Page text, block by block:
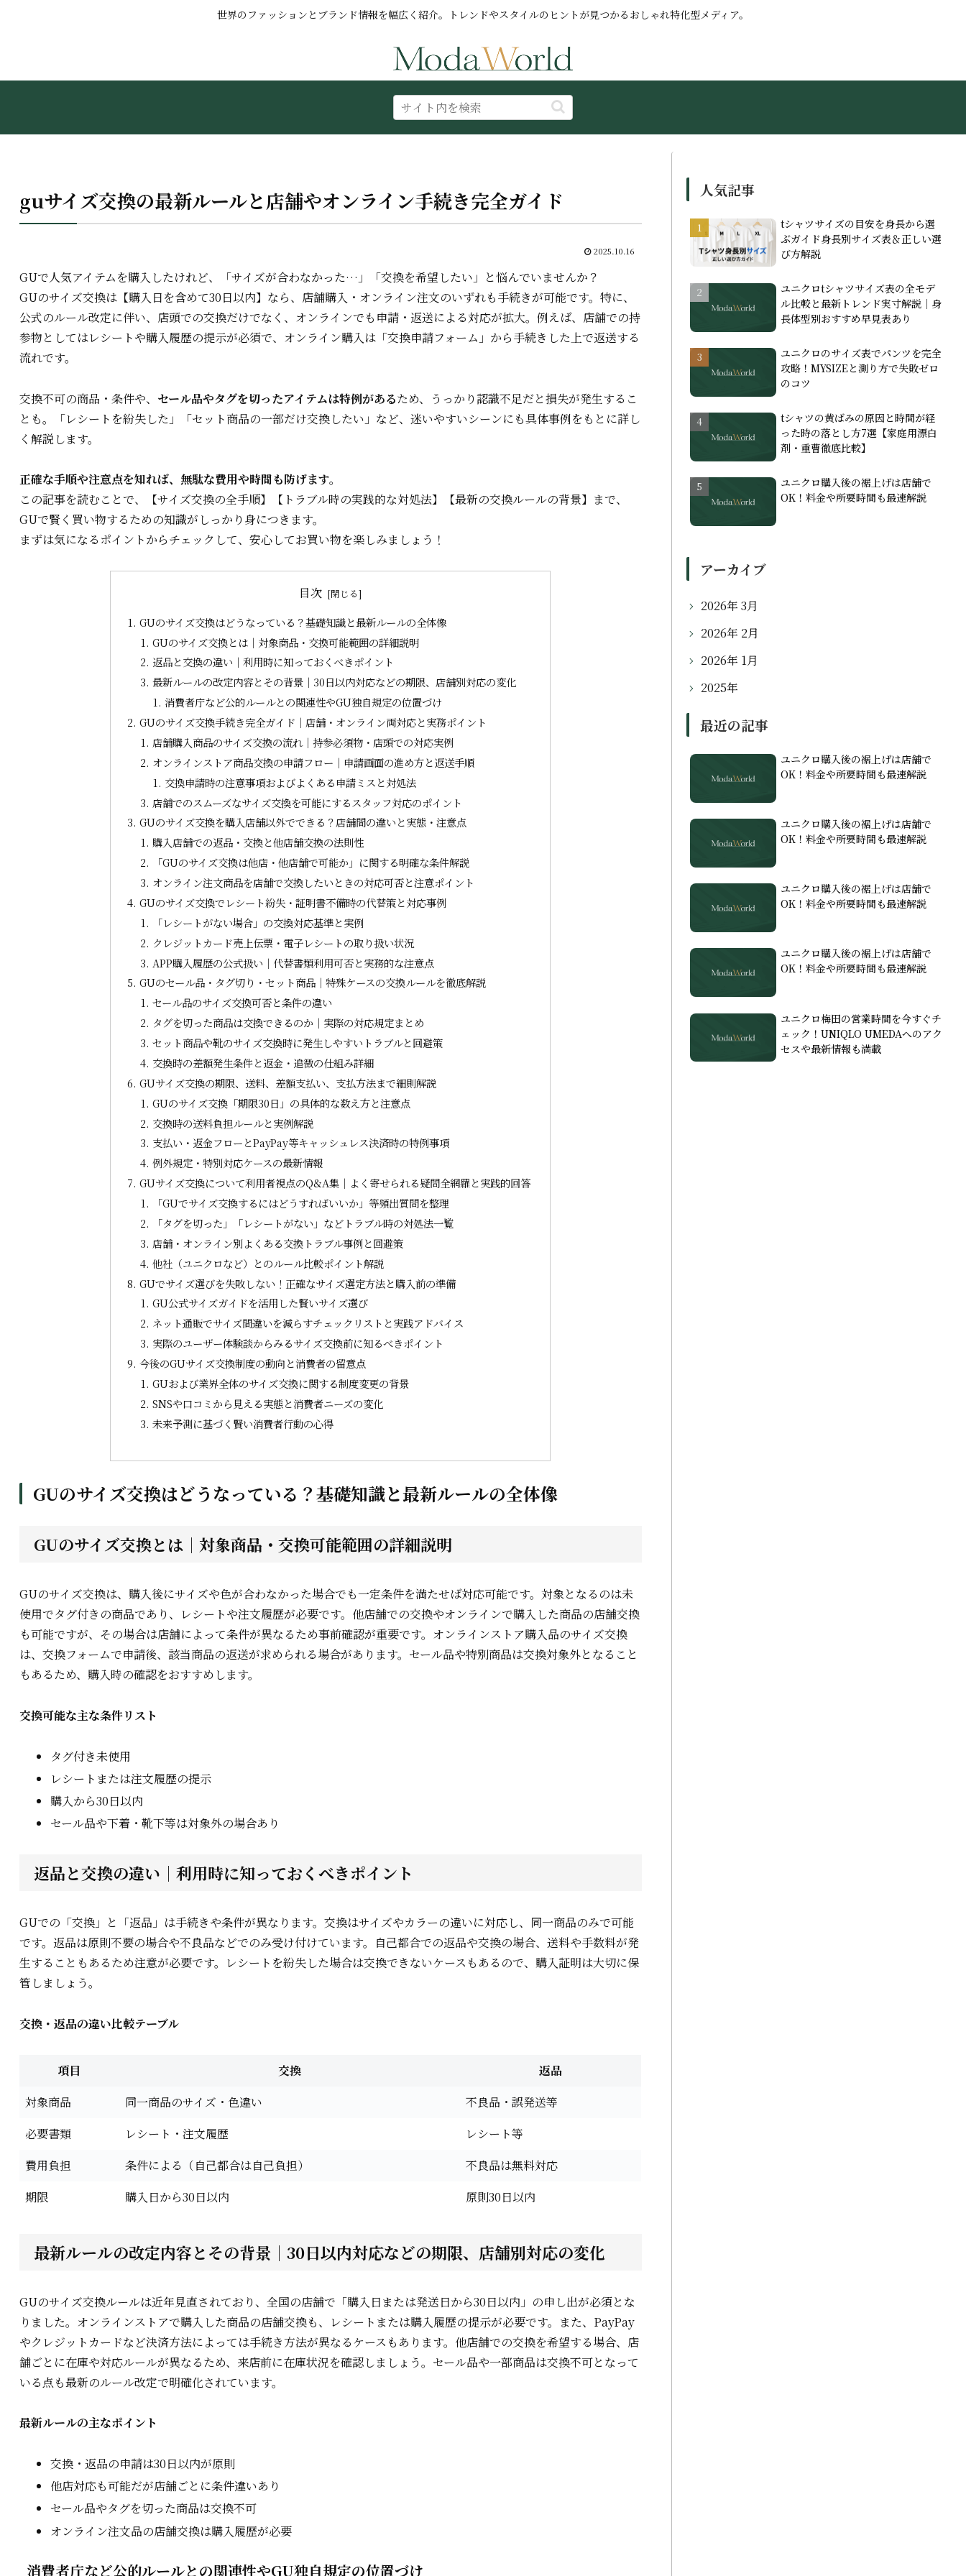
世界のファッションとブランド情報を幅広く紹介。トレンドやスタイルのヒントが見つかるおしゃれ特化型メディア。
guサイズ交換の最新ルールと店舗やオンライン手続き完全ガイド
2025.10.16
GUで人気アイテムを購入したけれど、「サイズが合わなかった…」「交換を希望したい」と悩んでいませんか？
GUのサイズ交換は【購入日を含めて30日以内】なら、店舗購入・オンライン注文のいずれも手続きが可能です。特に、
公式のルール改定に伴い、 店頭での交換だけでなく、オンラインでも申請・返送による対応が拡大。例えば、店舗での持
参物としてはレシートや購入履歴の提示が必須で、オンライン購入は「交換申請フォーム」から手続きした上で返送する
流れです。
交換不可の商品・条件や、 セール品やタグを切ったアイテムは特例があるため、うっかり認識不足だと損失が発生するこ
とも。
「レシートを紛失した」「セット商品の一部だけ交換したい」 など、迷いやすいシーンにも具体事例をもとに詳し
く解説します。
正確な手順や注意点を知れば、無駄な費用や時間も防げます。
この記事を読むことで、【サイズ交換の全手順】【トラブル時の実践的な対処法】【最新の交換ルールの背景】まで、
GUで賢く買い物するための知識がしっかり身につきます。
まずは気になるポイントからチェックして、安心してお買い物を楽しみましょう！
目次
GUのサイズ交換はどうなっている？基礎知識と最新ルールの全体像
GUのサイズ交換とは｜対象商品・交換可能範囲の詳細説明
返品と交換の違い｜利用時に知っておくべきポイント
最新ルールの改定内容とその背景｜30日以内対応などの期限、店舗別対応の変化
消費者庁など公的ルールとの関連性やGU独自規定の位置づけ
GUのサイズ交換手続き完全ガイド｜店舗・オンライン両対応と実務ポイント
店舗購入商品のサイズ交換の流れ｜持参必須物・店頭での対応実例
オンラインストア商品交換の申請フロー｜申請画面の進め方と返送手順
交換申請時の注意事項およびよくある申請ミスと対処法
店舗でのスムーズなサイズ交換を可能にするスタッフ対応のポイント
GUのサイズ交換を購入店舗以外でできる？店舗間の違いと実態・注意点
購入店舗での返品・交換と他店舗交換の法則性
「GUのサイズ交換は他店・他店舗で可能か」に関する明確な条件解説
オンライン注文商品を店舗で交換したいときの対応可否と注意ポイント
GUのサイズ交換でレシート紛失・証明書不備時の代替策と対応事例
「レシートがない場合」の交換対応基準と実例
クレジットカード売上伝票・電子レシートの取り扱い状況
APP購入履歴の公式扱い｜代替書類利用可否と実務的な注意点
GUのセール品・タグ切り・セット商品｜特殊ケースの交換ルールを徹底解説
セール品のサイズ交換可否と条件の違い
タグを切った商品は交換できるのか｜実際の対応規定まとめ
セット商品や靴のサイズ交換時に発生しやすいトラブルと回避策
交換時の差額発生条件と返金・追徴の仕組み詳細
GUサイズ交換の期限、送料、差額支払い、支払方法まで細則解説
GUのサイズ交換「期限30日」の具体的な数え方と注意点
交換時の送料負担ルールと実例解説
支払い・返金フローとPayPay等キャッシュレス決済時の特例事項
例外規定・特別対応ケースの最新情報
GUサイズ交換について利用者視点のQ&A集｜よく寄せられる疑問全網羅と実践的回答
「GUでサイズ交換するにはどうすればいいか」等頻出質問を整理
「タグを切った」「レシートがない」などトラブル時の対処法一覧
店舗・オンライン別よくある交換トラブル事例と回避策
他社（ユニクロなど）とのルール比較ポイント解説
GUでサイズ選びを失敗しない！正確なサイズ選定方法と購入前の準備
GU公式サイズガイドを活用した賢いサイズ選び
ネット通販でサイズ間違いを減らすチェックリストと実践アドバイス
実際のユーザー体験談からみるサイズ交換前に知るべきポイント
今後のGUサイズ交換制度の動向と消費者の留意点
GUおよび業界全体のサイズ交換に関する制度変更の背景
SNSや口コミから見える実態と消費者ニーズの変化
未来予測に基づく賢い消費者行動の心得
GUのサイズ交換はどうなっている？基礎知識と最新ルールの全体像
GUのサイズ交換とは｜対象商品・交換可能範囲の詳細説明
GUのサイズ交換は、購入後にサイズや色が合わなかった場合でも一定条件を満たせば対応可能です。対象となるのは未
使用でタグ付きの商品であり、レシートや注文履歴が必要です。他店舗での交換やオンラインで購入した商品の店舗交換
も可能ですが、その場合は店舗によって条件が異なるため事前確認が重要です。オンラインストア購入品のサイズ交換
は、交換フォームで申請後、該当商品の返送が求められる場合があります。セール品や特別商品は交換対象外となること
もあるため、購入時の確認をおすすめします。
交換可能な主な条件リスト
タグ付き未使用
レシートまたは注文履歴の提示
購入から30日以内
セール品や下着・靴下等は対象外の場合あり
返品と交換の違い｜利用時に知っておくべきポイント
GUでの「交換」と「返品」は手続きや条件が異なります。交換はサイズやカラーの違いに対応し、同一商品のみで可能
です。返品は原則不要の場合や不良品などでのみ受け付けています。自己都合での返品や交換の場合、送料や手数料が発
生することもあるため注意が必要です。レシートを紛失した場合は交換できないケースもあるので、購入証明は大切に保
管しましょう。
交換・返品の違い比較テーブル
項目 交換
返品
対象商品
同一商品のサイズ・色違い
不良品・誤発送等
必要書類
レシート・注文履歴
レシート等
費用負担
条件による（自己都合は自己負担）
不良品は無料対応
期限
購入日から30日以内 原則30日以内
最新ルールの改定内容とその背景｜30日以内対応などの期限、店舗別対応の変化
GUのサイズ交換ルールは近年見直されており、全国の店舗で「購入日または発送日から30日以内」の申し出が必須とな
りました。オンラインストアで購入した商品の店舗交換も、レシートまたは購入履歴の提示が必要です。また、PayPay
やクレジットカードなど決済方法によっては手続き方法が異なるケースもあります。他店舗での交換を希望する場合、店
舗ごとに在庫や対応ルールが異なるため、来店前に在庫状況を確認しましょう。セール品や一部商品は交換不可となって
いる点も最新のルール改定で明確化されています。
最新ルールの主なポイント
交換・返品の申請は30日以内が原則
他店対応も可能だが店舗ごとに条件違いあり
セール品やタグを切った商品は交換不可
オンライン注文品の店舗交換は購入履歴が必要
消費者庁など公的ルールとの関連性やGU独自規定の位置づけ
人気記事
tシャツサイズの目安を身長から選
ぶガイド身長別サイズ表＆正しい選
び方解説
ユニクロtシャツサイズ表の全モデ
ル比較と最新トレンド実寸解説｜身
長体型別おすすめ早見表あり
ユニクロのサイズ表でパンツを完全
攻略！MYSIZEと測り方で失敗ゼロ
のコツ
tシャツの黄ばみの原因と時間が経
った時の落とし方7選【家庭用漂白
剤・重曹徹底比較】
ユニクロ購入後の裾上げは店舗で
OK！料金や所要時間も最速解説
アーカイブ
2026年 3月
2026年 2月
2026年 1月
2025年
最近の記事
ユニクロ購入後の裾上げは店舗で
OK！料金や所要時間も最速解説
ユニクロ購入後の裾上げは店舗で
OK！料金や所要時間も最速解説
ユニクロ購入後の裾上げは店舗で
OK！料金や所要時間も最速解説
ユニクロ購入後の裾上げは店舗で
OK！料金や所要時間も最速解説
ユニクロ梅田の営業時間を今すぐチ
ェック！UNIQLO UMEDAへのアク
セスや最新情報も満載